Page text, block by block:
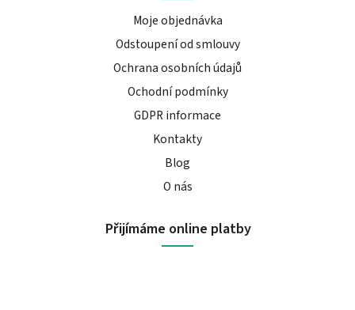
Moje objednávka
Odstoupení od smlouvy
Ochrana osobních údajů
Ochodní podmínky
GDPR informace
Kontakty
Blog
O nás
Přijímáme online platby